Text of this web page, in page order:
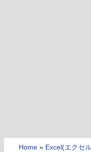
Home » Excel(エクセ